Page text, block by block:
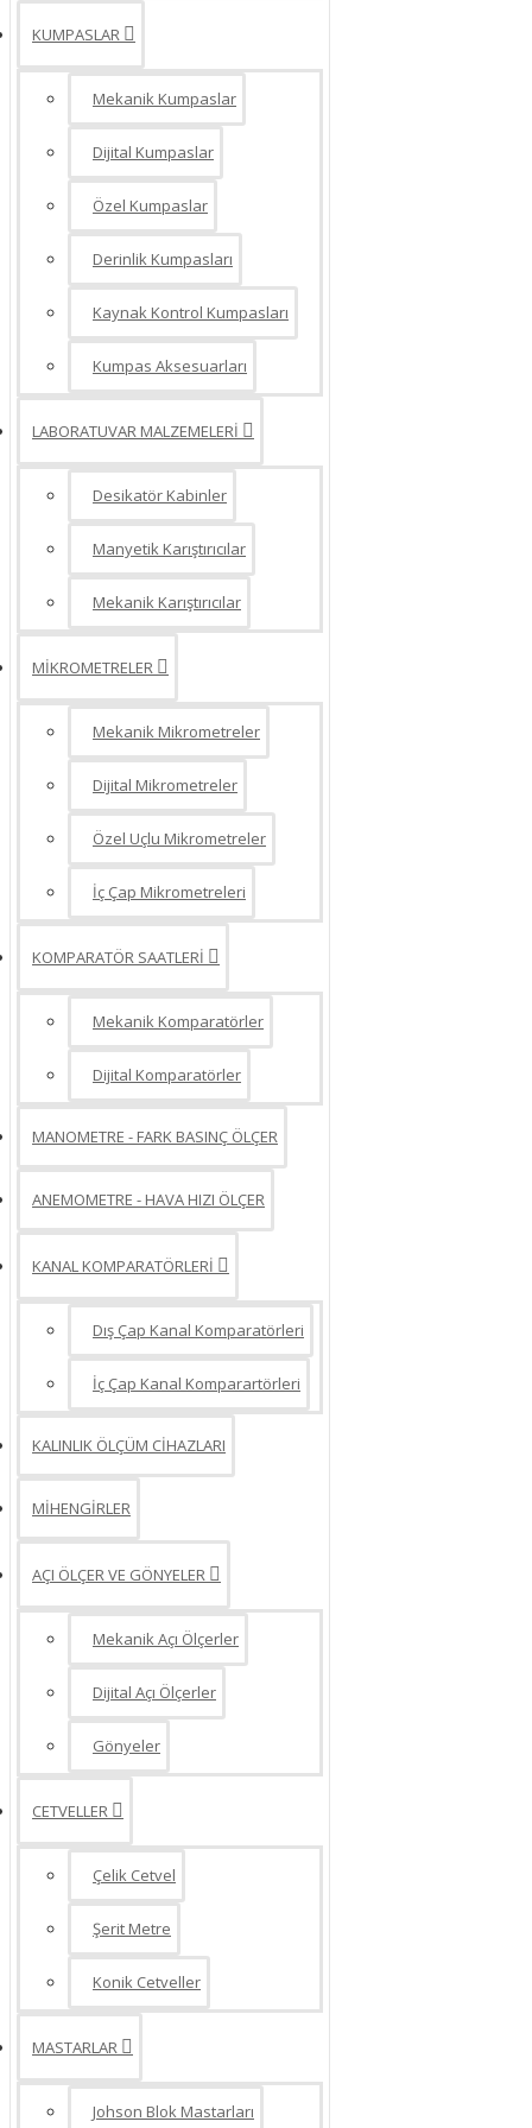
Manometre - Fark Basınç Ölçer
KUMPASLAR
Mekanik Kumpaslar
Dijital Kumpaslar
Özel Kumpaslar
Derinlik Kumpasları
Kaynak Kontrol Kumpasları
Kumpas Aksesuarları
LABORATUVAR MALZEMELERİ
Desikatör Kabinler
Manyetik Karıştırıcılar
Mekanik Karıştırıcılar
MİKROMETRELER
Mekanik Mikrometreler
Dijital Mikrometreler
Özel Uçlu Mikrometreler
İç Çap Mikrometreleri
KOMPARATÖR SAATLERİ
Mekanik Komparatörler
Dijital Komparatörler
MANOMETRE - FARK BASINÇ ÖLÇER
ANEMOMETRE - HAVA HIZI ÖLÇER
KANAL KOMPARATÖRLERİ
Dış Çap Kanal Komparatörleri
İç Çap Kanal Komparartörleri
KALINLIK ÖLÇÜM CİHAZLARI
MİHENGİRLER
AÇI ÖLÇER VE GÖNYELER
Mekanik Açı Ölçerler
Dijital Açı Ölçerler
Gönyeler
CETVELLER
Çelik Cetvel
Şerit Metre
Konik Cetveller
MASTARLAR
Johson Blok Mastarları